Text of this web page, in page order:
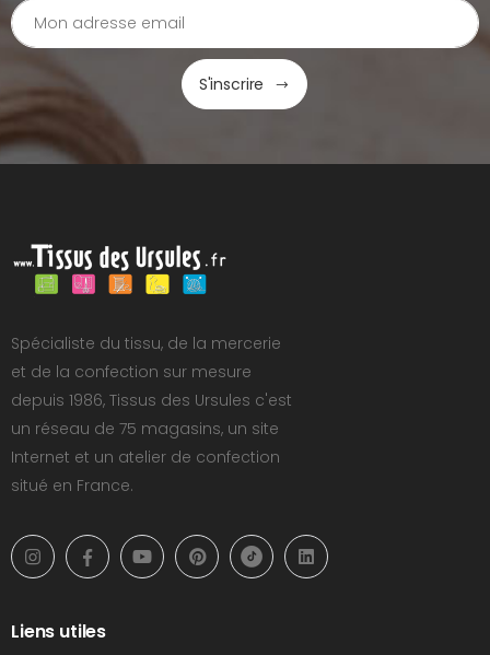
S'inscrire
Spécialiste du tissu, de la mercerie
et de la confection sur mesure
depuis 1986, Tissus des Ursules c'est
un réseau de 75 magasins, un site
Internet et un atelier de confection
situé en France.
Liens utiles